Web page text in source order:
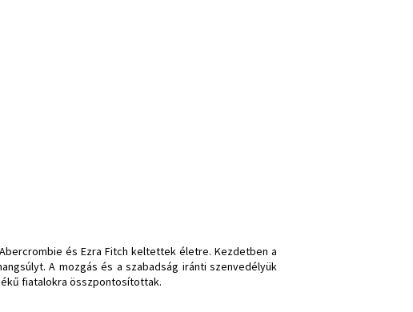
és Ezra Fitch keltettek életre. Kezdetben a
A mozgás és a szabadság iránti szenvedélyük
fiatalokra összpontosítottak.